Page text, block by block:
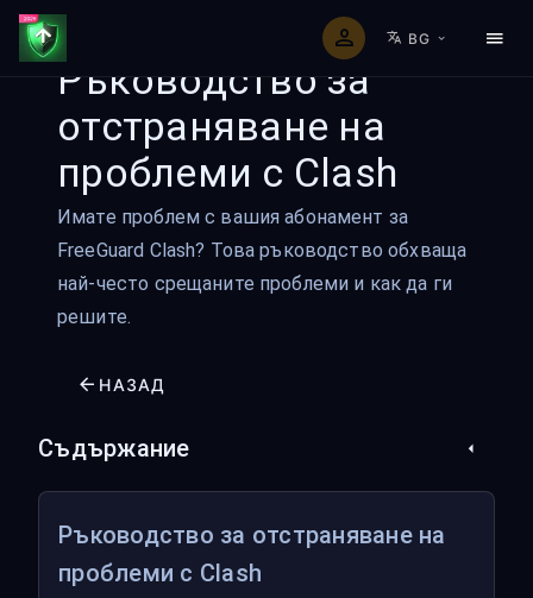
BG
Ръководство за
отстраняване на
проблеми с Clash
Имате проблем с вашия абонамент за
FreeGuard Clash? Това ръководство обхваща
най-често срещаните проблеми и как да ги
решите.
НАЗАД
Съдържание
Ръководство за отстраняване на
проблеми с Clash